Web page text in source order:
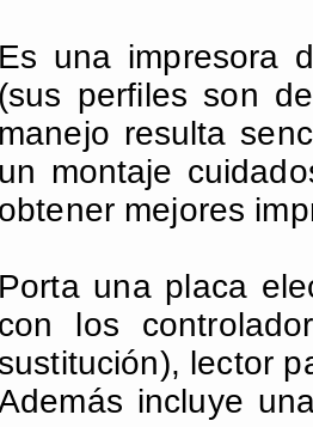
Es una impresora
(sus perfiles son
manejo resulta
un montaje
obtener mejores
Porta una placa
con los
sustitución), lector
incluye